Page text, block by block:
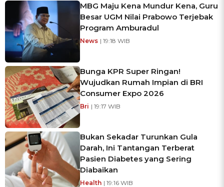
MBG Maju Kena Mundur Kena, Guru
Besar UGM Nilai Prabowo Terjebak
Program Amburadul
News | 19:18 WIB
Bunga KPR Super Ringan!
Wujudkan Rumah Impian di BRI
Consumer Expo 2026
Bri | 19:17 WIB
Bukan Sekadar Turunkan Gula
Darah, Ini Tantangan Terberat
Pasien Diabetes yang Sering
Diabaikan
Health | 19:16 WIB